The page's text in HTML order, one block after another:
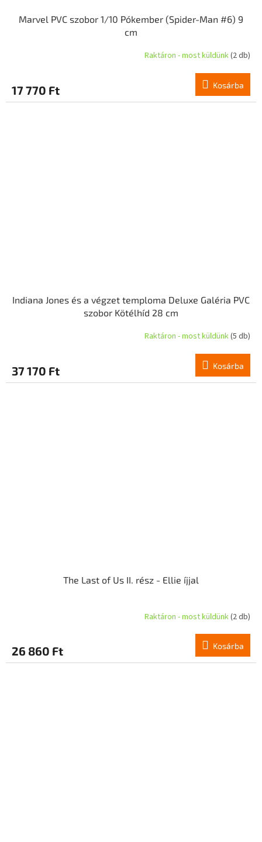
Marvel PVC szobor 1/10 Pókember (Spider-Man #6) 9
cm
Raktáron - most küldünk(2 db)
17 770 Ft Kosárba
Indiana Jones és a végzet temploma Deluxe Galéria PVC
szobor Kötélhíd 28 cm
Raktáron - most küldünk(5 db)
37 170 Ft Kosárba
The Last of Us II. rész - Ellie íjjal
Raktáron - most küldünk(2 db)
26 860 Ft Kosárba